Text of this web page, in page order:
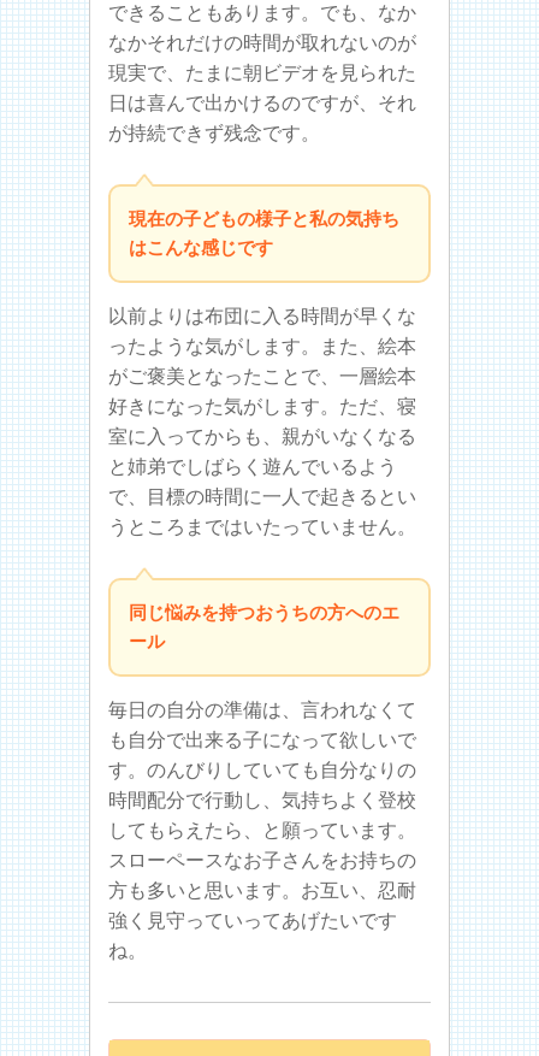
できることもあります。でも、なか
なかそれだけの時間が取れないのが
現実で、たまに朝ビデオを見られた
日は喜んで出かけるのですが、それ
が持続できず残念です。
現在の子どもの様子と私の気持ち
はこんな感じです
以前よりは布団に入る時間が早くな
ったような気がします。また、絵本
がご褒美となったことで、一層絵本
好きになった気がします。ただ、寝
室に入ってからも、親がいなくなる
と姉弟でしばらく遊んでいるよう
で、目標の時間に一人で起きるとい
うところまではいたっていません。
同じ悩みを持つおうちの方へのエ
ール
毎日の自分の準備は、言われなくて
も自分で出来る子になって欲しいで
す。のんびりしていても自分なりの
時間配分で行動し、気持ちよく登校
してもらえたら、と願っています。
スローペースなお子さんをお持ちの
方も多いと思います。お互い、忍耐
強く見守っていってあげたいです
ね。